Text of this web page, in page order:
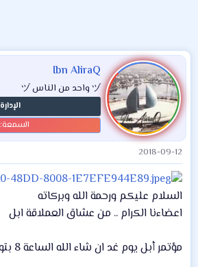
Ibn AliraQ
ヅ واحد من الناس ヅ
الإدارة
2018-09-12
السلام عليكم ورحمة الله وبركاته
اعضاءنا الكرام .. من عشاق العملاقة ابل
‏مؤتمر أبل يوم غد ان شاء الله الساعة 8 بتوقيت بغداد .